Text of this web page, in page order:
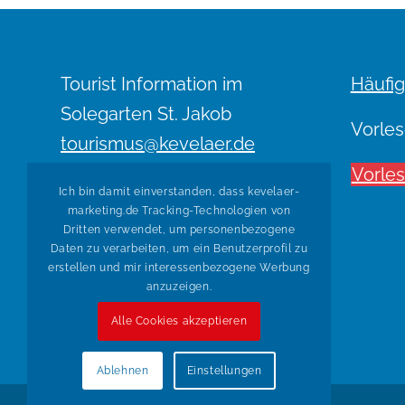
Tourist Information im
Solegarten St. Jakob
tourismus@kevelaer.de
Kultur-Kasse im Konzert-
und Bühnenhaus
kultur@kevelaer.de
Telefon: 02832 122-800
Ich bin damit einverstanden, dass kevelaer-
marketing.de Tracking-Technologien von
Dritten verwendet, um personenbezogene
Daten zu verarbeiten, um ein Benutzerprofil zu
erstellen und mir interessenbezogene Werbung
anzuzeigen.
Alle Cookies akzeptieren
Ablehnen Einstellungen